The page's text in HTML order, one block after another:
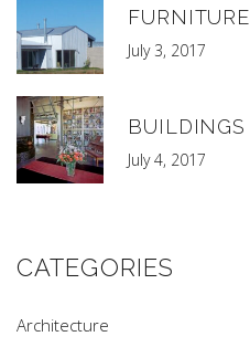
FURNITURE
July 3, 2017
BUILDINGS
July 4, 2017
CATEGORIES
Architecture